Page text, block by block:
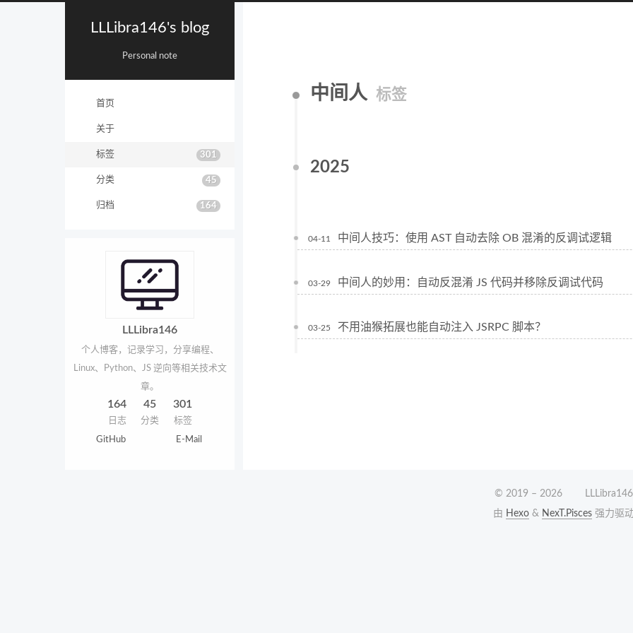
LLLibra146's blog
Personal note
首页
关于
标签 301
分类 45
归档 164
LLLibra146
个人博客，记录学习，分享编程、
Linux、Python、JS 逆向等相关技术文
章。
164
日志
45
分类
301
标签
GitHub E-Mail
中间人 标签
2025
04-11 中间人技巧：使用 AST 自动去除 OB 混淆的反调试逻辑
03-29 中间人的妙用：自动反混淆 JS 代码并移除反调试代码
03-25 不用油猴拓展也能自动注入 JSRPC 脚本？
© 2019 –2026
LLLibra146
由 Hexo & NexT.Pisces 强力驱